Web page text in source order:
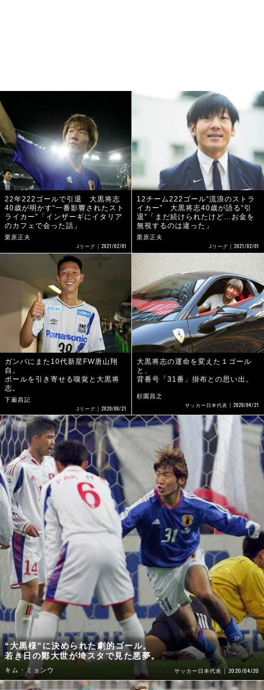
22年222ゴールで引退 大黒将志
40歳が明かす“一番影響されたスト
ライカー”「インザーギにイタリア
のカフェで会った話」
栗原正夫
Jリーグ 2021/02/01
12チーム222ゴール“流浪のストラ
イカー” 大黒将志40歳が語る“引
退”「まだ続けられたけど…お金を
無視するのは違った」
栗原正夫
Jリーグ 2021/02/01
ガンバにまた10代新星FW唐山翔
自。
ボールを引き寄せる嗅覚と大黒将
志。
下薗昌記
Jリーグ 2020/08/21
大黒将志の運命を変えた１ゴール
と、
背番号「31番」掛布との思い出。
杉園昌之
サッカー日本代表 2020/04/21
“大黒様”に決められた劇的ゴール。
若き日の鄭大世が埼スタで見た悪夢。
キム・ミョンウ サッカー日本代表 2020/04/20